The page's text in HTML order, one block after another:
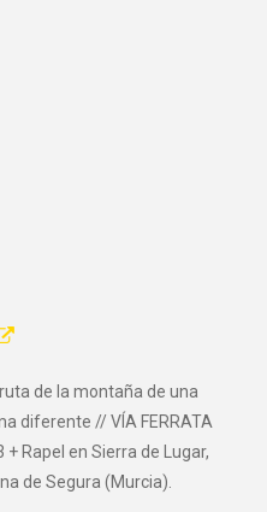
de la montaña de una
diferente // VÍA FERRATA
+ Rapel en Sierra de Lugar,
de Segura (Murcia).